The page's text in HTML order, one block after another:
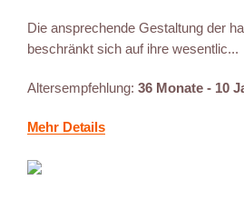
Die ansprechende Gestaltung der
beschränkt sich auf ihre wesentlic...
Altersempfehlung: 36 Monate - 10
Mehr Details